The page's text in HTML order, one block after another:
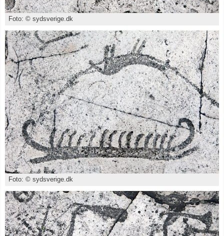
Foto: © sydsverige.dk
Foto: © sydsverige.dk